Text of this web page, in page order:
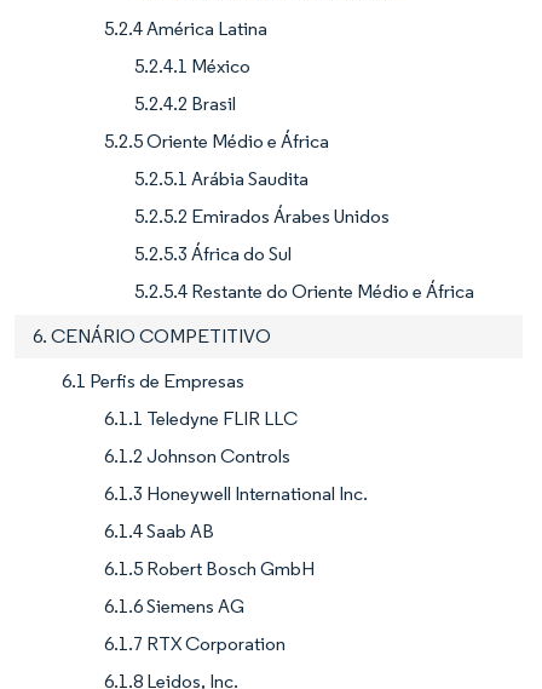
5.2.4 América Latina
5.2.4.1 México
5.2.4.2 Brasil
5.2.5 Oriente Médio e África
5.2.5.1 Arábia Saudita
5.2.5.2 Emirados Árabes Unidos
5.2.5.3 África do Sul
5.2.5.4 Restante do Oriente Médio e África
6. CENÁRIO COMPETITIVO
6.1 Perfis de Empresas
6.1.1 Teledyne FLIR LLC
6.1.2 Johnson Controls
6.1.3 Honeywell International Inc.
6.1.4 Saab AB
6.1.5 Robert Bosch GmbH
6.1.6 Siemens AG
6.1.7 RTX Corporation
6.1.8 Leidos, Inc.